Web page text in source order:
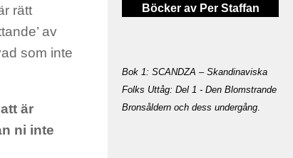
rätt
av
som inte
är
ni inte
Böcker av Per Staffan
Bok 1: SCANDZA – Skandinaviska
Folks Uttåg: Del 1 - Den Blomstrande
Bronsåldern och dess undergång.